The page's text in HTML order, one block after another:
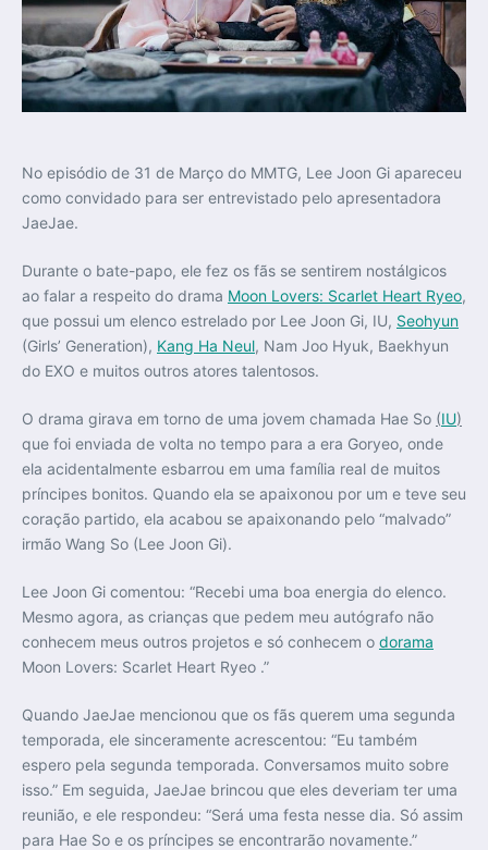
No episódio de 31 de Março do MMTG, Lee Joon Gi apareceu
como convidado para ser entrevistado pelo apresentadora
JaeJae.
Durante o bate-papo, ele fez os fãs se sentirem nostálgicos
ao falar a respeito do drama Moon Lovers: Scarlet Heart Ryeo,
que possui um elenco estrelado por Lee Joon Gi, IU, Seohyun
(Girls’ Generation), Kang Ha Neul, Nam Joo Hyuk, Baekhyun
do EXO e muitos outros atores talentosos.
O drama girava em torno de uma jovem chamada Hae So (IU)
que foi enviada de volta no tempo para a era Goryeo, onde
ela acidentalmente esbarrou em uma família real de muitos
príncipes bonitos. Quando ela se apaixonou por um e teve seu
coração partido, ela acabou se apaixonando pelo “malvado”
irmão Wang So (Lee Joon Gi).
Lee Joon Gi comentou: “Recebi uma boa energia do elenco.
Mesmo agora, as crianças que pedem meu autógrafo não
conhecem meus outros projetos e só conhecem o dorama
Moon Lovers: Scarlet Heart Ryeo .”
Quando JaeJae mencionou que os fãs querem uma segunda
temporada, ele sinceramente acrescentou: “Eu também
espero pela segunda temporada. Conversamos muito sobre
isso.” Em seguida, JaeJae brincou que eles deveriam ter uma
reunião, e ele respondeu: “Será uma festa nesse dia. Só assim
para Hae So e os príncipes se encontrarão novamente.”